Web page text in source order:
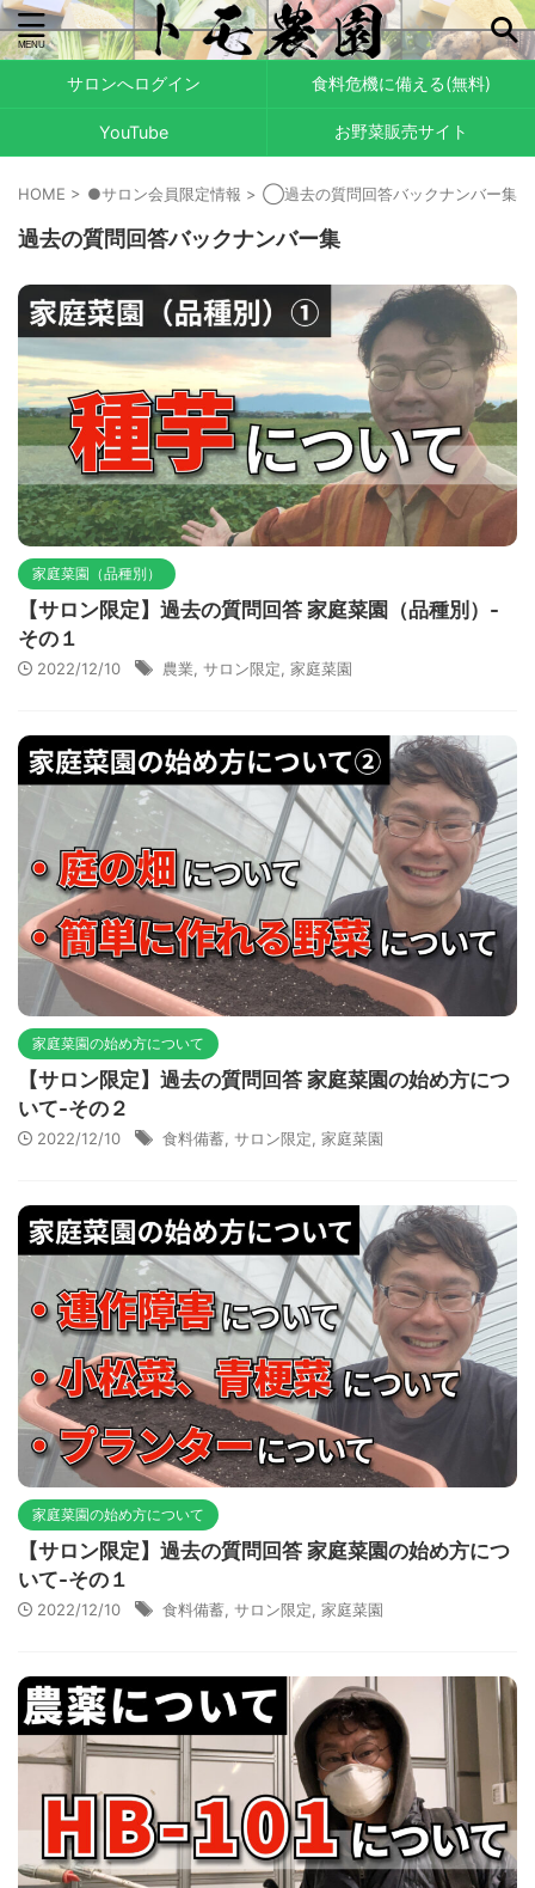
サロンへログイン 食料危機に備える(無料)
YouTube お野菜販売サイト
HOME > ●サロン会員限定情報 > ◯過去の質問回答バックナンバー集
過去の質問回答バックナンバー集
家庭菜園（品種別）
【サロン限定】過去の質問回答 家庭菜園（品種別）-
その１
2022/12/10 農業, サロン限定, 家庭菜園
家庭菜園の始め方について
【サロン限定】過去の質問回答 家庭菜園の始め方につ
いて-その２
2022/12/10 食料備蓄, サロン限定, 家庭菜園
家庭菜園の始め方について
【サロン限定】過去の質問回答 家庭菜園の始め方につ
いて-その１
2022/12/10 食料備蓄 サロン限定 家庭菜園